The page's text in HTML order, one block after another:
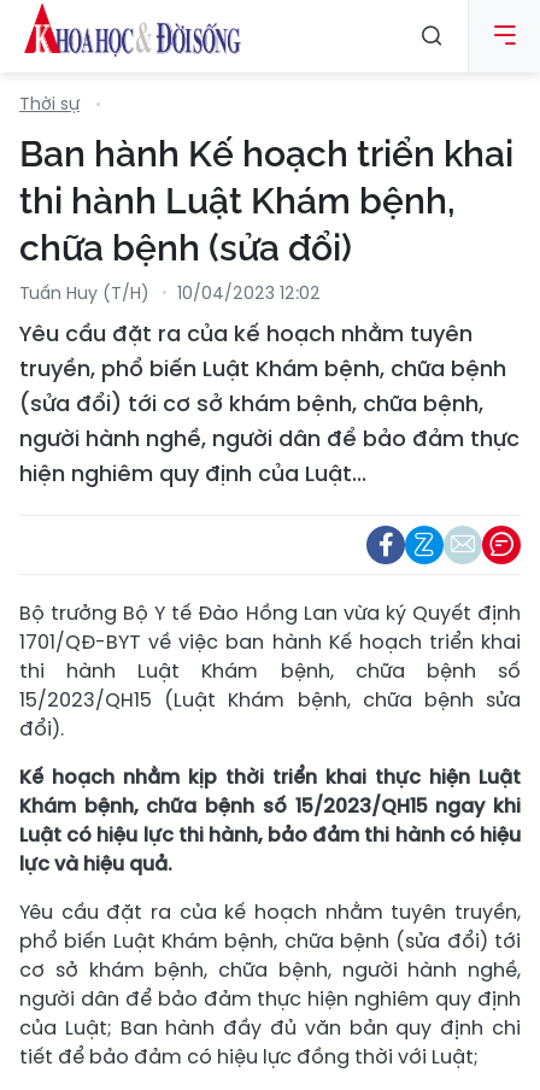
Thời sự
Ban hành Kế hoạch triển khai
thi hành Luật Khám bệnh,
chữa bệnh (sửa đổi)
Tuấn Huy (T/H) 10/04/2023 12:02
Yêu cầu đặt ra của kế hoạch nhằm tuyên
truyền, phổ biến Luật Khám bệnh, chữa bệnh
(sửa đổi) tới cơ sở khám bệnh, chữa bệnh,
người hành nghề, người dân để bảo đảm thực
hiện nghiêm quy định của Luật...
Bộ trưởng Bộ Y tế Đào Hồng Lan vừa ký Quyết định
1701/QĐ-BYT về việc ban hành Kế hoạch triển khai
thi hành Luật Khám bệnh, chữa bệnh số
15/2023/QH15 (Luật Khám bệnh, chữa bệnh sửa
đổi).
Kế hoạch nhằm kịp thời triển khai thực hiện Luật
Khám bệnh, chữa bệnh số 15/2023/QH15 ngay khi
Luật có hiệu lực thi hành, bảo đảm thi hành có hiệu
lực và hiệu quả.
Yêu cầu đặt ra của kế hoạch nhằm tuyên truyền,
phổ biến Luật Khám bệnh, chữa bệnh (sửa đổi) tới
cơ sở khám bệnh, chữa bệnh, người hành nghề,
người dân để bảo đảm thực hiện nghiêm quy định
của Luật; Ban hành đầy đủ văn bản quy định chi
tiết để bảo đảm có hiệu lực đồng thời với Luật;